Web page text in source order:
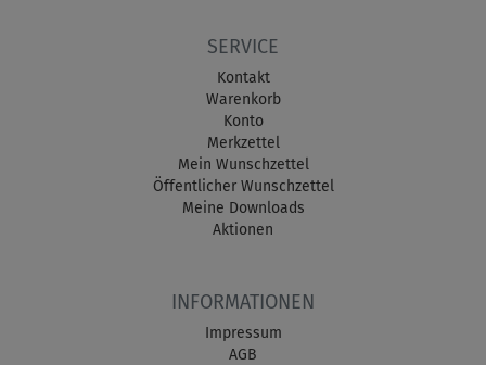
SERVICE
Kontakt
Warenkorb
Konto
Merkzettel
Mein Wunschzettel
Öffentlicher Wunschzettel
Meine Downloads
Aktionen
INFORMATIONEN
Impressum
AGB